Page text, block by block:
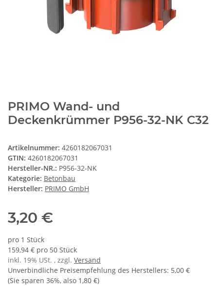
PRIMO Wand- und
Deckenkrümmer P956-32-NK C32
Artikelnummer: 4260182067031
GTIN: 4260182067031
Hersteller-NR.: P956-32-NK
Kategorie: Betonbau
Hersteller: PRIMO GmbH
3,20 €
pro 1 Stück
159,94 € pro 50 Stück
inkl. 19% USt. , zzgl. Versand
Unverbindliche Preisempfehlung des Herstellers: 5,00 €
(Sie sparen 36%, also 1,80 €)